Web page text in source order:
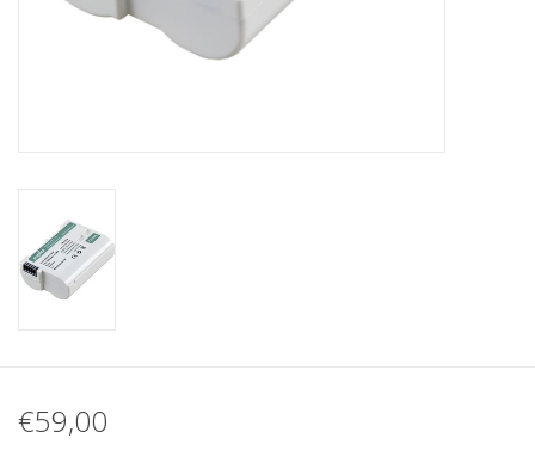
€59,00